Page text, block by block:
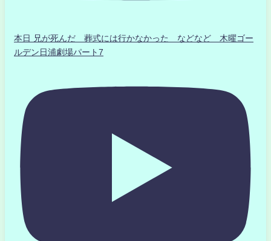
本日 兄が死んだ 葬式には行かなかった などなど 木曜ゴー
ルデン日浦劇場パート7